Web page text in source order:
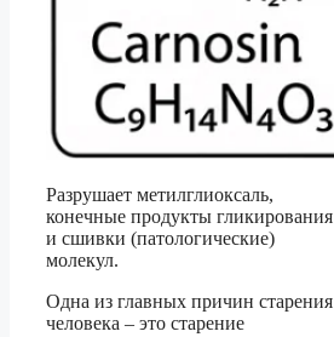
Разрушает метилглиоксаль,
конечные продукты гликирования
и сшивки (патологические)
молекул.
Одна из главных причин старения
человека – это старение